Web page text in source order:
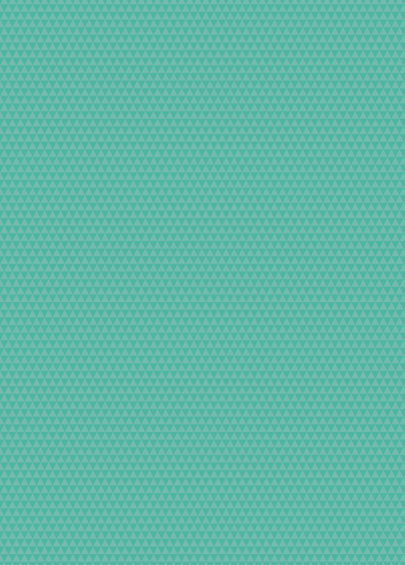
がございます。 ご理解いただきありがとうございます。
お客様のカメラを再び現役のカメラとしてご使用いただ
けるよう、心を込めてオーバーホール・メンテナンスを
させていただきます。
完成予定納期について、繁忙期はかなり込み合いますの
で長い時間お待ちいただく場合がございます。
ご注文手続き頂き頂きますと作業予約が自動的に入るシ
ステムとなっております。
この時に完成予定日のお知らせが入ります。
現在大変込み合っておりおおよそ１０か月～１年程度お
待ちいただいております。
ご注文前に完成予定日のお問い合わせ頂きましたら幸い
でございます。